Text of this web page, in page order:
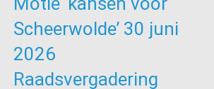
Scheerwolde’ 30 juni
2026
Raadsvergadering